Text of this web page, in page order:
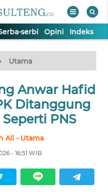
serbi Opini Indeks
Utama
Anwar Hafid
Ditanggung
PNS
Ali - Utama
- 16:51 WIB